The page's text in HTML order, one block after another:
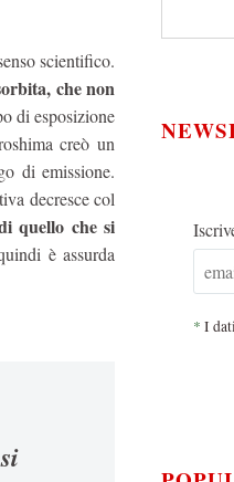
scientifico.
che non
di esposizione
creò un
di emissione.
decresce col
quello che si
è assurda
* I